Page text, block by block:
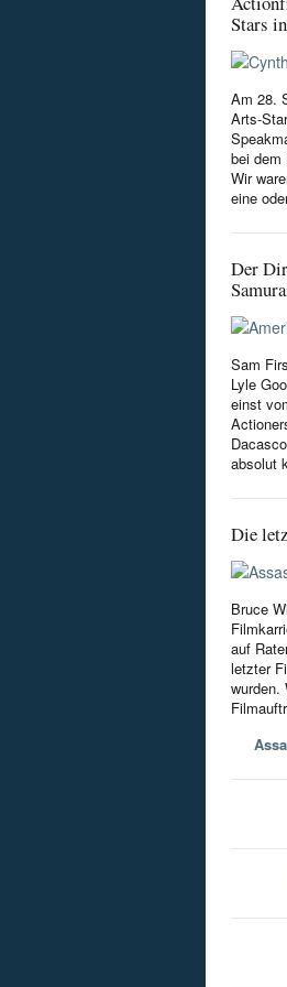
Stars
Am 28.
Arts-
bei dem
Wir
eine
Der
Sam
Lyle
einst
absolut
Die
Bruce
auf
letzter
wurden.